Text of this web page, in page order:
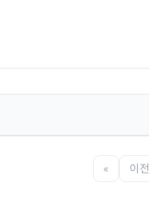
« 이전